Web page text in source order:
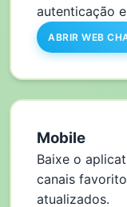
autenticação
ABRIR WEB
Mobile
Baixe o
canais
atualizados.